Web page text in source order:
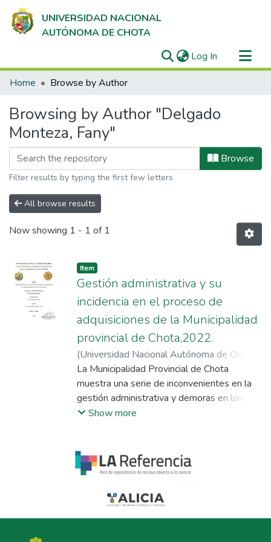
UNIVERSIDAD NACIONAL
AUTÓNOMA DE CHOTA
Log In (current)
Communities & Collections
Home Browse by Author
Browsing by Author "Delgado
Monteza, Fany"
Browse
Filter results by typing the first few letters
All browse results
Now showing 1 - 1 of 1
Item
Gestión administrativa y su
incidencia en el proceso de
adquisiciones de la Municipalidad
provincial de Chota,2022.
(Universidad Nacional Autónoma de Chota
2024-03-13)Delgado Monteza, Fany
Tejada Carrera, Jorge Alejandro
La Municipalidad Provincial de Chota
muestra una serie de inconvenientes en la
gestión administrativa y demoras en los
procesos de adquisiciones. En ese sentido,
administrativa en el proceso de
adquisiciones de la Municipalidad Provincial
en el estudio fue de tipo básica, de alcance
Show more